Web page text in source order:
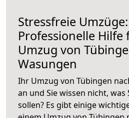
Stressfreie Umzüge:
Professionelle
Umzug von
Wasungen
Ihr Umzug von Tübingen
an und Sie wissen nicht, was
sollen? Es gibt einige